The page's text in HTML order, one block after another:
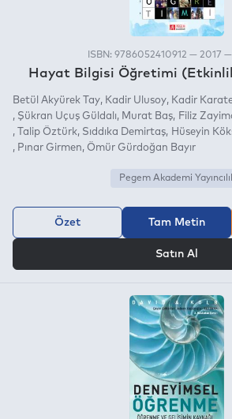
ISBN: 9786052410912 — 2017 —
Hayat Bilgisi Öğretimi
Betül Akyürek Tay Kadir Ulusoy Kadir
Şükran Uçuş Güldalı
Murat Baş
Filiz
Talip Öztürk Sıddıka Demirtaş Hüseyin
Pınar Girmen
Ömür Gürdoğan Bayır
Pegem Akademi
Özet Tam Metin
Satın Al